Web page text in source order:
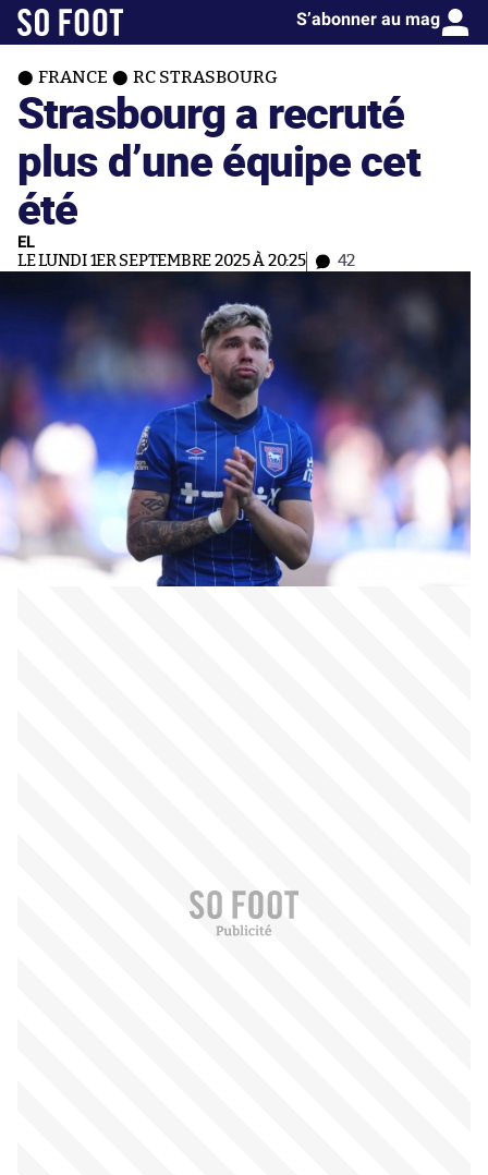
S’abonner au mag
FRANCE RC STRASBOURG
Strasbourg a recruté
plus d’une équipe cet
été
EL
LE LUNDI 1ER SEPTEMBRE 2025 À 20:25 42